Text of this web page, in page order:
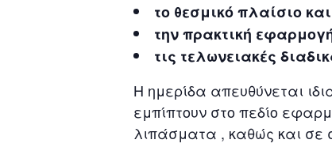
το θεσμικό πλαίσιο
την πρακτική
τις τελωνειακές
Η ημερίδα απευθύνεται
εμπίπτουν στο πεδίο
λιπάσματα , καθώς και σε